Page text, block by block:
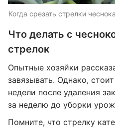
Когда срезать стрелки
Что делать с
стрелок
Опытные хозяйки
завязывать. Однако,
недели после удаления
за неделю до уборки
Помните, что стрелку